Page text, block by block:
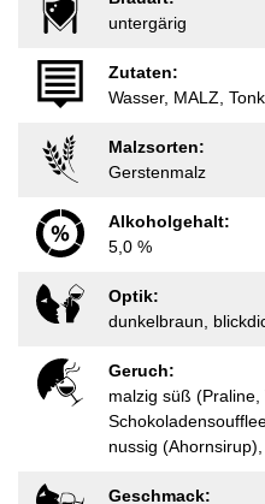
untergärig
Zutaten:
Wasser, MALZ,
Malzsorten:
Gerstenmalz
Alkoholgehalt:
5,0 %
Optik:
dunkelbraun,
Geruch:
malzig süß (Praline,
nussig
Geschmack: